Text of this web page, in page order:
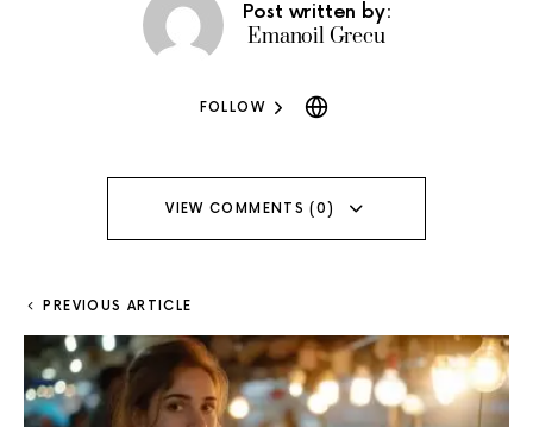
Post written by:
Emanoil Grecu
FOLLOW
VIEW COMMENTS (0)
PREVIOUS ARTICLE